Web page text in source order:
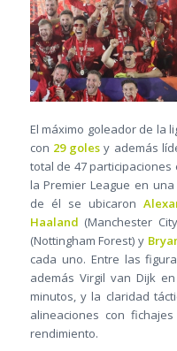
El máximo goleador de la
con 29 goles y además
total de 47
la Premier League en
de él se ubicaron
Haaland (Manchester
(Nottingham Forest) y
cada uno. Entre las
además Virgil van Dijk
minutos, y la claridad
alineaciones con
rendimiento.